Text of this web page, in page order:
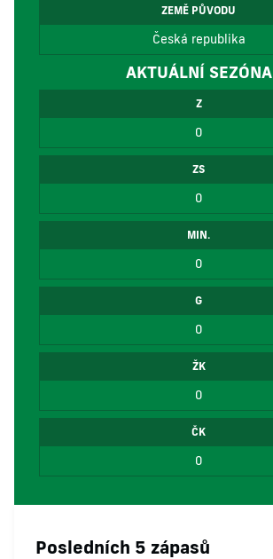
ZEMĚ PŮVODU
Česká republika
AKTUÁLNÍ SEZÓNA
Z
0
ZS
0
MIN.
0
G
0
ŽK
0
ČK
0
Posledních 5 zápasů